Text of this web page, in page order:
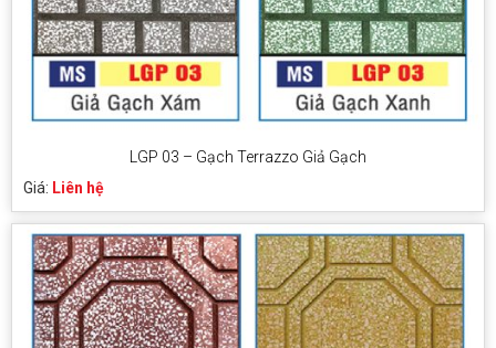
LGP 03 – Gạch Terrazzo Giả Gạch
Giá: Liên hệ